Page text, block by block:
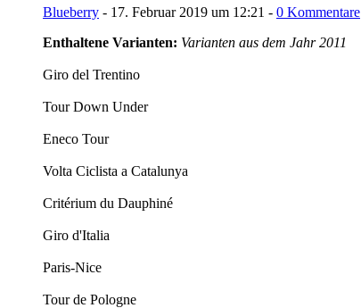
Blueberry - 17. Februar 2019 um 12:21 - 0 Kommentare
Enthaltene Varianten: Varianten aus dem Jahr 2011
Giro del Trentino
Tour Down Under
Eneco Tour
Volta Ciclista a Catalunya
Critérium du Dauphiné
Giro d'Italia
Paris-Nice
Tour de Pologne